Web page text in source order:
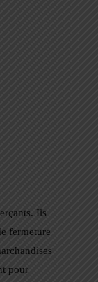
Ils
fermeture
pour